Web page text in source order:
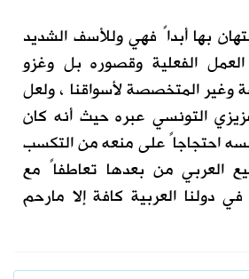
بها أبداً فهي وللأسف الشديد
الفعلية وقصوره بل وغزو
وغير المتخصصة لأسواقنا ، ولعل
التونسي عبره حيث أنه كان
احتجاجاً على منعه من التكسب
العربي من بعدها تعاطفاً مع
دولنا العربية كافة إلا مارحم